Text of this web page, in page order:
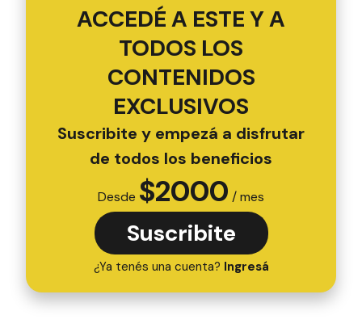
ACCEDÉ A ESTE Y A
TODOS LOS
CONTENIDOS
EXCLUSIVOS
Suscribite y empezá a disfrutar
de todos los beneficios
Desde $2000 / mes
Suscribite
¿Ya tenés una cuenta? Ingresá